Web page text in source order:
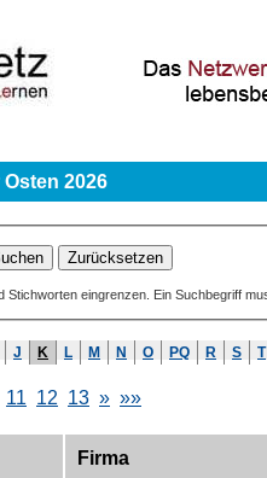
2026
Stichworten eingrenzen. Ein Suchbegriff
J K L M N O PQ R S T
11 12 13 » »»
Firma